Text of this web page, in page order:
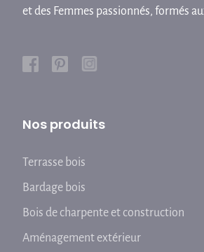
et des Femmes passionnés, formés
Nos produits
Terrasse bois
Bardage bois
Bois de charpente et construction
Aménagement extérieur